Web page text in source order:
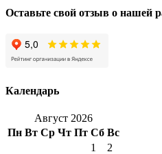
Оставьте свой отзыв о нашей
Календарь
Август 2026
Пн Вт Ср Чт Пт Сб Вс
1
2